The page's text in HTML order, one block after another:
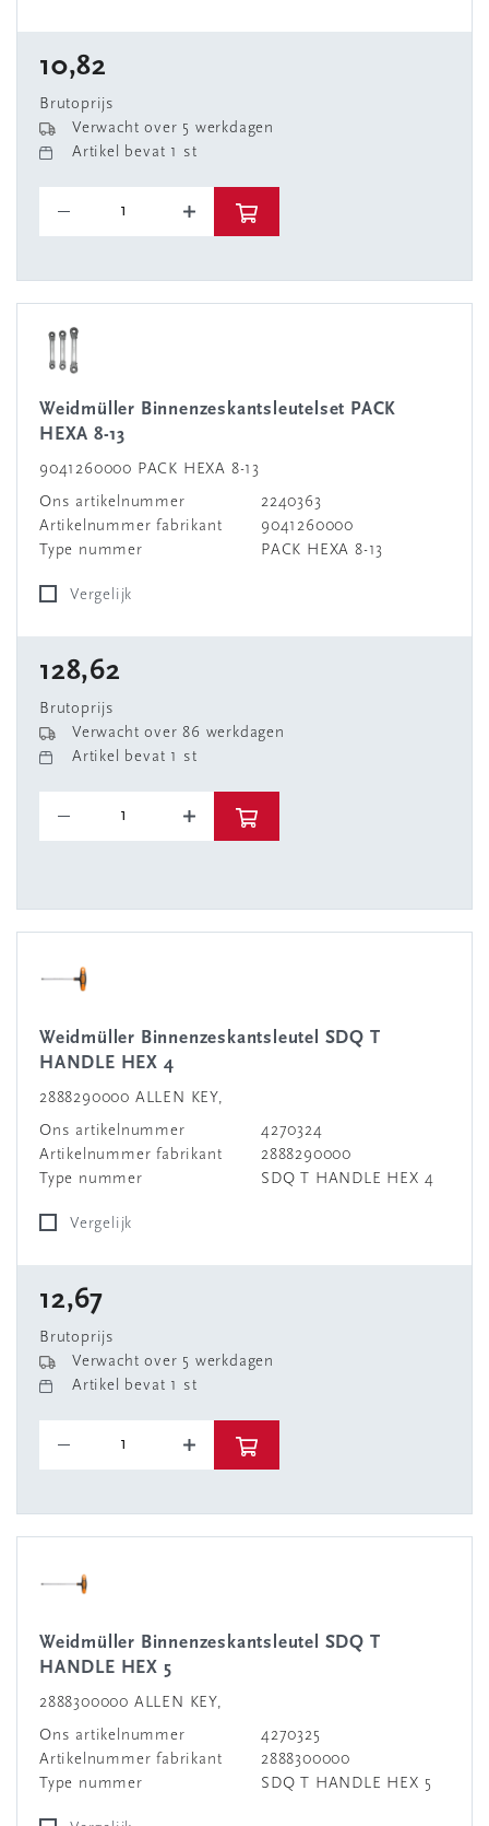
10,82
Brutoprijs
Verwacht over 5 werkdagen
Artikel bevat 1 st
Weidmüller Binnenzeskantsleutelset PACK
HEXA 8-13
9041260000 PACK HEXA 8-13
Ons artikelnummer
2240363
Artikelnummer fabrikant
9041260000
Type nummer
PACK HEXA 8-13
Vergelijk
128,62
Brutoprijs
Verwacht over 86 werkdagen
Artikel bevat 1 st
Weidmüller Binnenzeskantsleutel SDQ T
HANDLE HEX 4
2888290000 ALLEN KEY,
Ons artikelnummer
4270324
Artikelnummer fabrikant
2888290000
Type nummer
SDQ T HANDLE HEX 4
Vergelijk
12,67
Brutoprijs
Verwacht over 5 werkdagen
Artikel bevat 1 st
Weidmüller Binnenzeskantsleutel SDQ T
HANDLE HEX 5
2888300000 ALLEN KEY,
Ons artikelnummer
4270325
Artikelnummer fabrikant
2888300000
Type nummer
SDQ T HANDLE HEX 5